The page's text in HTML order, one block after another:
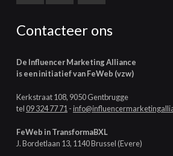
Contacteer ons
De Influencer Marketing Alliance
is een initiatief van FeWeb (vzw)
Kerkstraat 108, 9050 Gentbrugge
tel09 324 77 71-
FeWeb in TransformaBXL
J. Bordetlaan 13, 1140 Brussel (Evere)